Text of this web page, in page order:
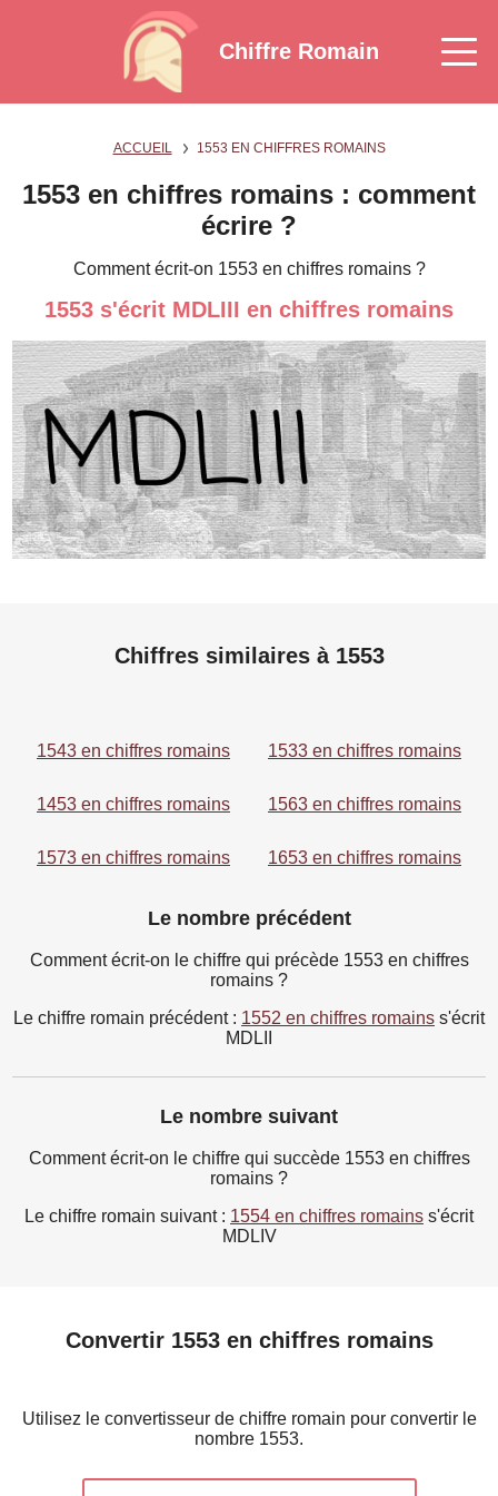
Chiffre Romain
ACCUEIL 1553 EN CHIFFRES ROMAINS
1553 en chiffres romains : comment
écrire ?
Comment écrit-on 1553 en chiffres romains ?
1553 s'écrit MDLIII en chiffres romains
Chiffres similaires à 1553
1543 en chiffres romains 1533 en chiffres romains
1453 en chiffres romains 1563 en chiffres romains
1573 en chiffres romains 1653 en chiffres romains
Le nombre précédent
Comment écrit-on le chiffre qui précède 1553 en chiffres
romains ?
Le chiffre romain précédent : 1552 en chiffres romains s'écrit
MDLII
Le nombre suivant
Comment écrit-on le chiffre qui succède 1553 en chiffres
romains ?
Le chiffre romain suivant : 1554 en chiffres romains s'écrit
MDLIV
Convertir 1553 en chiffres romains
Utilisez le convertisseur de chiffre romain pour convertir le
nombre 1553.